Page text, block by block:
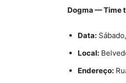
Dogma — Time
Data:
Local:
Endereço: